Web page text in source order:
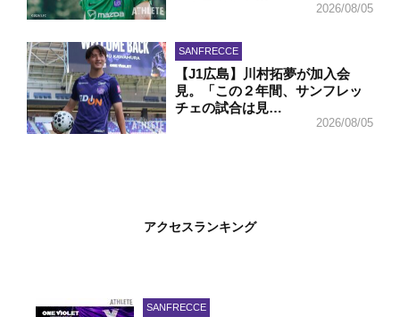
2026/08/05
SANFRECCE
【J1広島】川村拓夢が加入会
見。「この２年間、サンフレッ
チェの試合は見…
2026/08/05
アクセスランキング
SANFRECCE